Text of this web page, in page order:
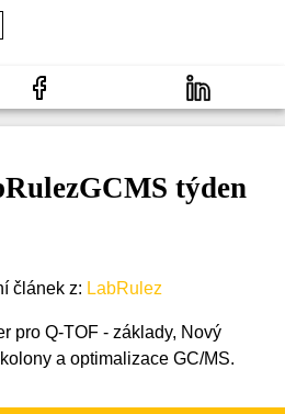
týden
článek z: LabRulez
pro Q-TOF - základy, Nový
a optimalizace GC/MS.